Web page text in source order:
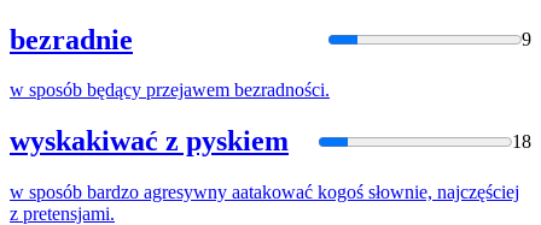
bezradnie 9
w sposób będący przejawem bezradności.
wyskakiwać z pyskiem 18
w sposób bardzo agresywny aatakować kogoś słownie, najczęściej
z pretensjami.